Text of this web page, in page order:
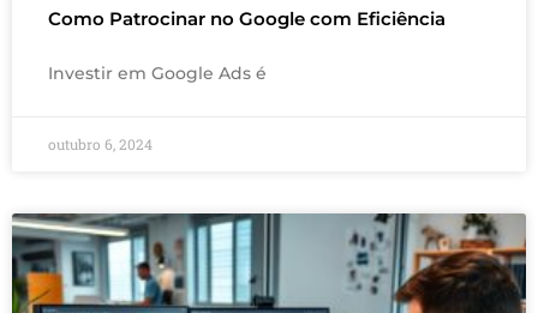
Como Patrocinar no Google com Eficiência
Investir em Google Ads é
outubro 6, 2024